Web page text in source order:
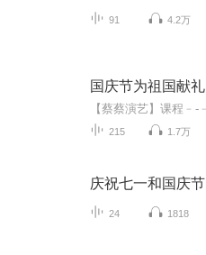
91 4.2万
国庆节为祖国献礼
215 1.7万
庆祝七一和国庆节
24 1818